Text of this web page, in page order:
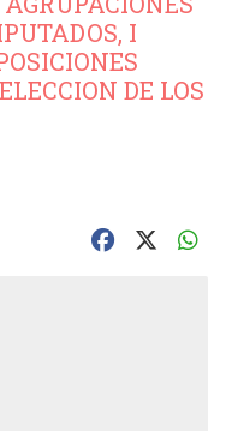
I
DE LOS